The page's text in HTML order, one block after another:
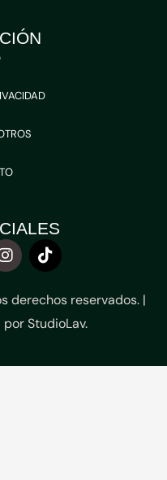
I
n
s
t
a
g
T
i
k
t
o
k
derechos reservados. |
porStudioLav.